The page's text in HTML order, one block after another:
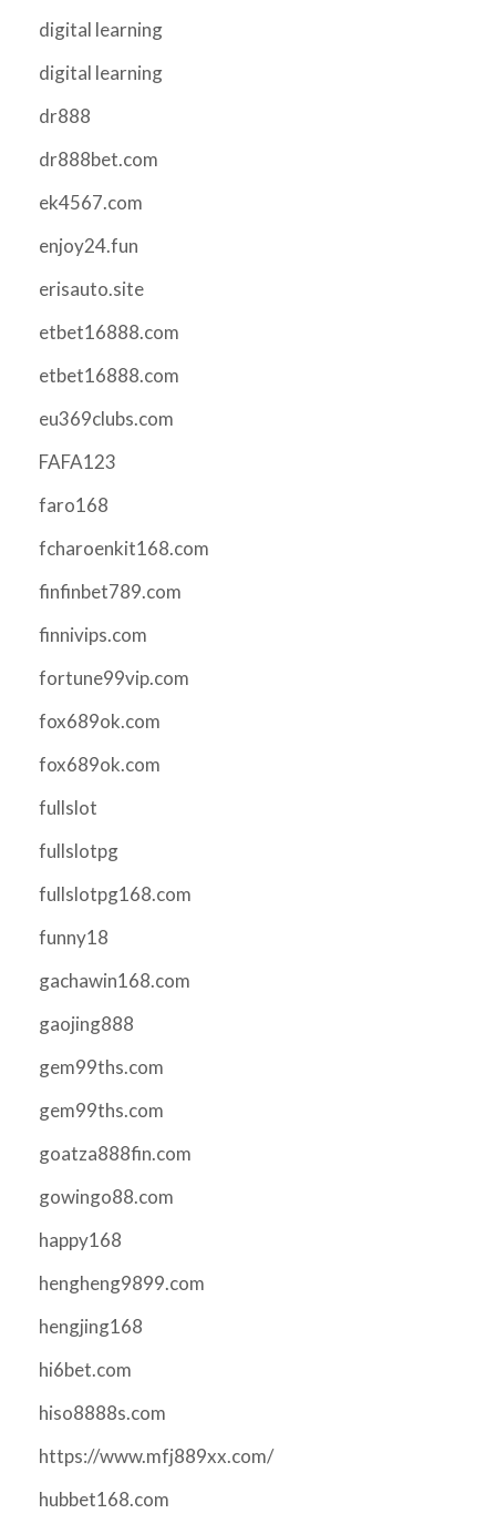
digital learning
digital learning
dr888
dr888bet.com
ek4567.com
enjoy24.fun
erisauto.site
etbet16888.com
etbet16888.com
eu369clubs.com
FAFA123
faro168
fcharoenkit168.com
finfinbet789.com
finnivips.com
fortune99vip.com
fox689ok.com
fox689ok.com
fullslot
fullslotpg
fullslotpg168.com
funny18
gachawin168.com
gaojing888
gem99ths.com
gem99ths.com
goatza888fin.com
gowingo88.com
happy168
hengheng9899.com
hengjing168
hi6bet.com
hiso8888s.com
https://www.mfj889xx.com/
hubbet168.com